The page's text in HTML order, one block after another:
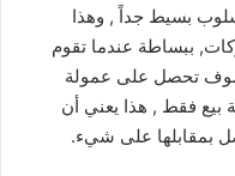
بسيط جداً , وهذا
ببساطة عندما تقوم
سوف تحصل على عمولة
– 20% لكل عملية بيع فقط , هذا يعني أن
بمقابلها على شيء.